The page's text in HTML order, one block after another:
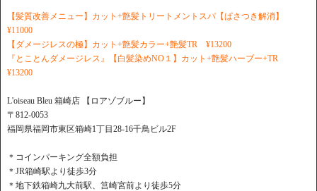
【髪質改善メニュー】カット+艶髪トリートメントスパ【ぱさつき解消】
¥11000
【ダメージレスの極】カット+艶髪カラー+艶髪TR ¥13200
『とことんダメージレス』【白髪染めNO１】カット+艶髪ハーブー+TR
¥13200
L'oiseau Bleu 箱崎店 【ロアゾブルー】
〒812-0053
福岡県福岡市東区箱崎1丁目28-16千鳥ビル2F
＊コインパーキング全額負担
＊JR箱崎駅より徒歩3分
＊地下鉄箱崎九大前駅、筥崎宮前より徒歩5分